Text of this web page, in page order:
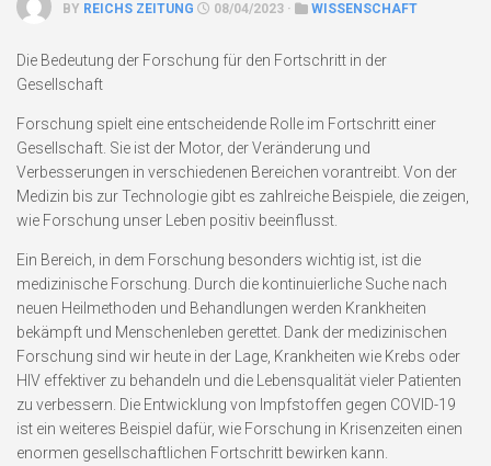
BY REICHS ZEITUNG 08/04/2023 · WISSENSCHAFT
Die Bedeutung der Forschung für den Fortschritt in der
Gesellschaft
Forschung spielt eine entscheidende Rolle im Fortschritt einer
Gesellschaft. Sie ist der Motor, der Veränderung und
Verbesserungen in verschiedenen Bereichen vorantreibt. Von der
Medizin bis zur Technologie gibt es zahlreiche Beispiele, die zeigen,
wie Forschung unser Leben positiv beeinflusst.
Ein Bereich, in dem Forschung besonders wichtig ist, ist die
medizinische Forschung. Durch die kontinuierliche Suche nach
neuen Heilmethoden und Behandlungen werden Krankheiten
bekämpft und Menschenleben gerettet. Dank der medizinischen
Forschung sind wir heute in der Lage, Krankheiten wie Krebs oder
HIV effektiver zu behandeln und die Lebensqualität vieler Patienten
zu verbessern. Die Entwicklung von Impfstoffen gegen COVID-19
ist ein weiteres Beispiel dafür, wie Forschung in Krisenzeiten einen
enormen gesellschaftlichen Fortschritt bewirken kann.